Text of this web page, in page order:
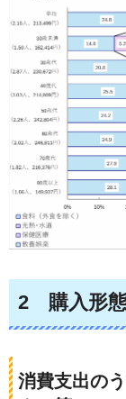
2 購入形
消費支出の